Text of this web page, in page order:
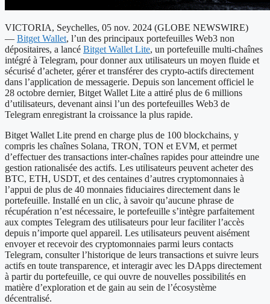
VICTORIA, Seychelles, 05 nov. 2024 (GLOBE NEWSWIRE)
— Bitget Wallet, l’un des principaux portefeuilles Web3 non
dépositaires, a lancé Bitget Wallet Lite, un portefeuille multi-chaînes
intégré à Telegram, pour donner aux utilisateurs un moyen fluide et
sécurisé d’acheter, gérer et transférer des crypto-actifs directement
dans l’application de messagerie. Depuis son lancement officiel le
28 octobre dernier, Bitget Wallet Lite a attiré plus de 6 millions
d’utilisateurs, devenant ainsi l’un des portefeuilles Web3 de
Telegram enregistrant la croissance la plus rapide.
Bitget Wallet Lite prend en charge plus de 100 blockchains, y
compris les chaînes Solana, TRON, TON et EVM, et permet
d’effectuer des transactions inter-chaînes rapides pour atteindre une
gestion rationalisée des actifs. Les utilisateurs peuvent acheter des
BTC, ETH, USDT, et des centaines d’autres cryptomonnaies à
l’appui de plus de 40 monnaies fiduciaires directement dans le
portefeuille. Installé en un clic, à savoir qu’aucune phrase de
récupération n’est nécessaire, le portefeuille s’intègre parfaitement
aux comptes Telegram des utilisateurs pour leur faciliter l’accès
depuis n’importe quel appareil. Les utilisateurs peuvent aisément
envoyer et recevoir des cryptomonnaies parmi leurs contacts
Telegram, consulter l’historique de leurs transactions et suivre leurs
actifs en toute transparence, et interagir avec les DApps directement
à partir du portefeuille, ce qui ouvre de nouvelles possibilités en
matière d’exploration et de gain au sein de l’écosystème
décentralisé.